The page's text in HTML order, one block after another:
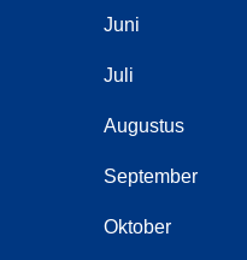
Juni
Juli
Augustus
September
Oktober